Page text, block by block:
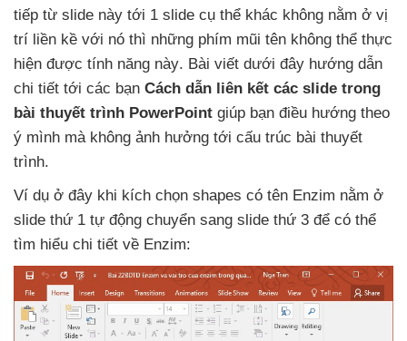
tiếp từ slide này tới 1 slide cụ thể khác không nằm ở vị
trí liền kề với nó thì những phím mũi tên không thể thực
hiện được tính năng này. Bài viết dưới đây hướng dẫn
chi tiết tới các bạn Cách dẫn liên kết các slide trong
bài thuyết trình PowerPoint giúp bạn điều hướng theo
ý mình mà không ảnh hưởng tới cấu trúc bài thuyết
trình.
Ví dụ ở đây khi kích chọn shapes có tên Enzim nằm ở
slide thứ 1 tự động chuyển sang slide thứ 3 để có thể
tìm hiểu chi tiết về Enzim: